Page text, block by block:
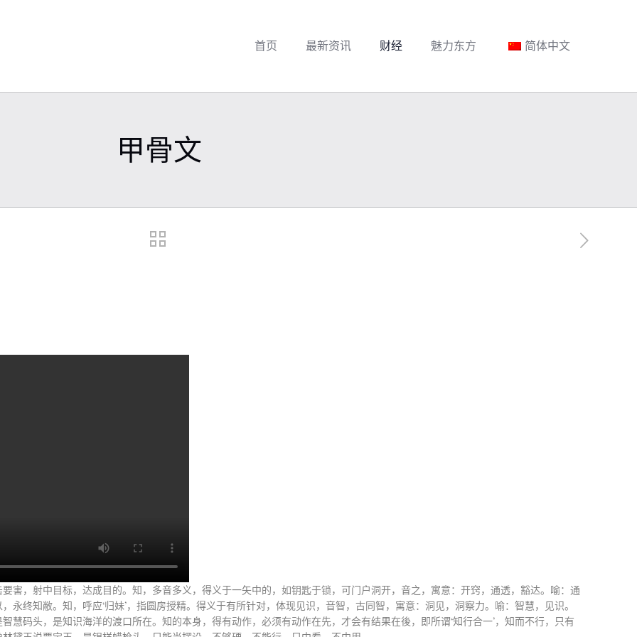
首页 最新资讯 财经 魅力东方 简体中文
甲骨文
害，射中目标，达成目的。知，多音多义，得义于一矢中的，如钥匙于锁，可门户洞开，音之，寓意：开窍，通透，豁达。喻：通
终知敝。知，呼应‘归妹’，指圆房授精。得义于有所针对，体现见识，音智，古同智，寓意：洞见，洞察力。喻：智慧，见识。
慧码头，是知识海洋的渡口所在。知的本身，得有动作，必须有动作在先，才会有结果在後，即所谓‘知行合一’，知而不行，只有